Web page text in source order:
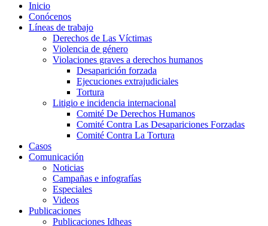
Inicio
Conócenos
Líneas de trabajo
Derechos de Las Víctimas
Violencia de género
Violaciones graves a derechos humanos
Desaparición forzada​
Ejecuciones extrajudiciales
Tortura
Litigio e incidencia internacional
Comité De Derechos Humanos​
Comité Contra Las Desapariciones Forzadas
Comité Contra La Tortura​
Casos
Comunicación
Noticias
Campañas e infografías
Especiales
Videos
Publicaciones
Publicaciones Idheas